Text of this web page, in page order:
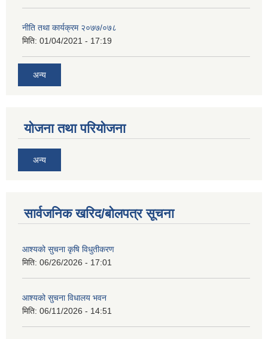
नीति तथा कार्यक्रम २०७७/०७८
मिति: 01/04/2021 - 17:19
अन्य
योजना तथा परियोजना
अन्य
सार्वजनिक खरिद/बोलपत्र सूचना
आश्यको सुचना कृषि विधुतीकरण
मिति: 06/26/2026 - 17:01
आश्यको सुचना विधालय भवन
मिति: 06/11/2026 - 14:51